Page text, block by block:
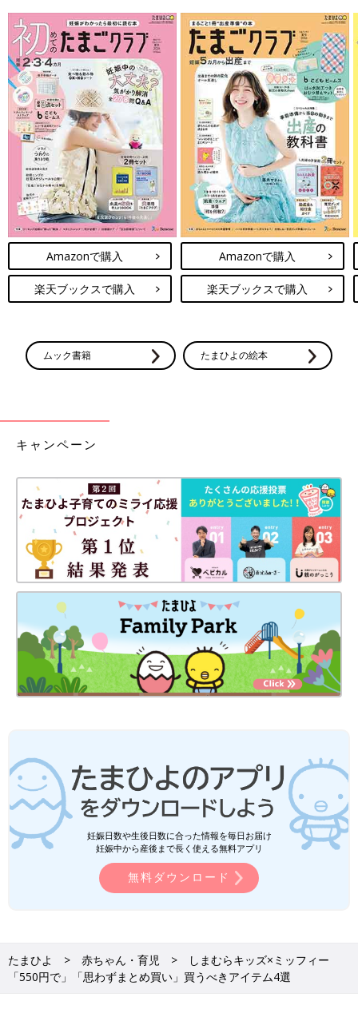
Amazonで購入
楽天ブックスで購入
Amazonで購入
楽天ブックスで購入
ムック書籍 たまひよの絵本
キャンペーン
妊娠日数や生後日数に合った情報を毎日お届け
妊娠中から産後まで長く使える無料アプリ
無料ダウンロード
たまひよ 赤ちゃん・育児
しまむらキッズ×ミッフィー
「550円で」「思わずまとめ買い」買うべきアイテム4選